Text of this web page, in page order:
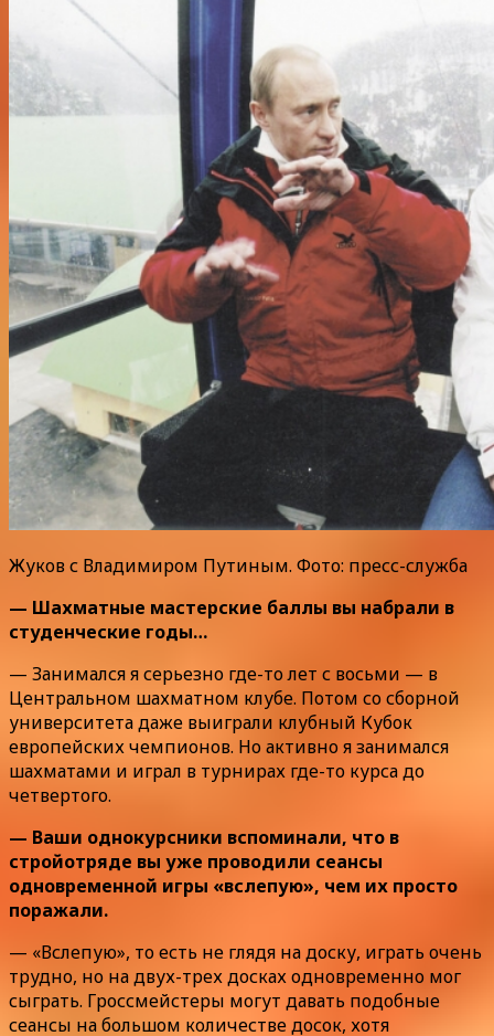
Жуков с Владимиром Путиным. Фото: пресс-служба
— Шахматные мастерские баллы вы набрали в
студенческие годы…
— Занимался я серьезно где-то лет с восьми — в
Центральном шахматном клубе. Потом со сборной
университета даже выиграли клубный Кубок
европейских чемпионов. Но активно я занимался
шахматами и играл в турнирах где-то курса до
четвертого.
— Ваши однокурсники вспоминали, что в
стройотряде вы уже проводили сеансы
одновременной игры «вслепую», чем их просто
поражали.
— «Вслепую», то есть не глядя на доску, играть очень
трудно, но на двух-трех досках одновременно мог
сыграть. Гроссмейстеры могут давать подобные
сеансы на большом количестве досок, хотя